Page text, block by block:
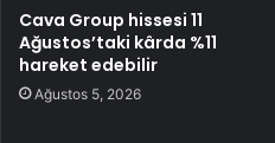
Cava Group hissesi 11
Ağustos’taki kârda %11
hareket edebilir
Ağustos 5, 2026